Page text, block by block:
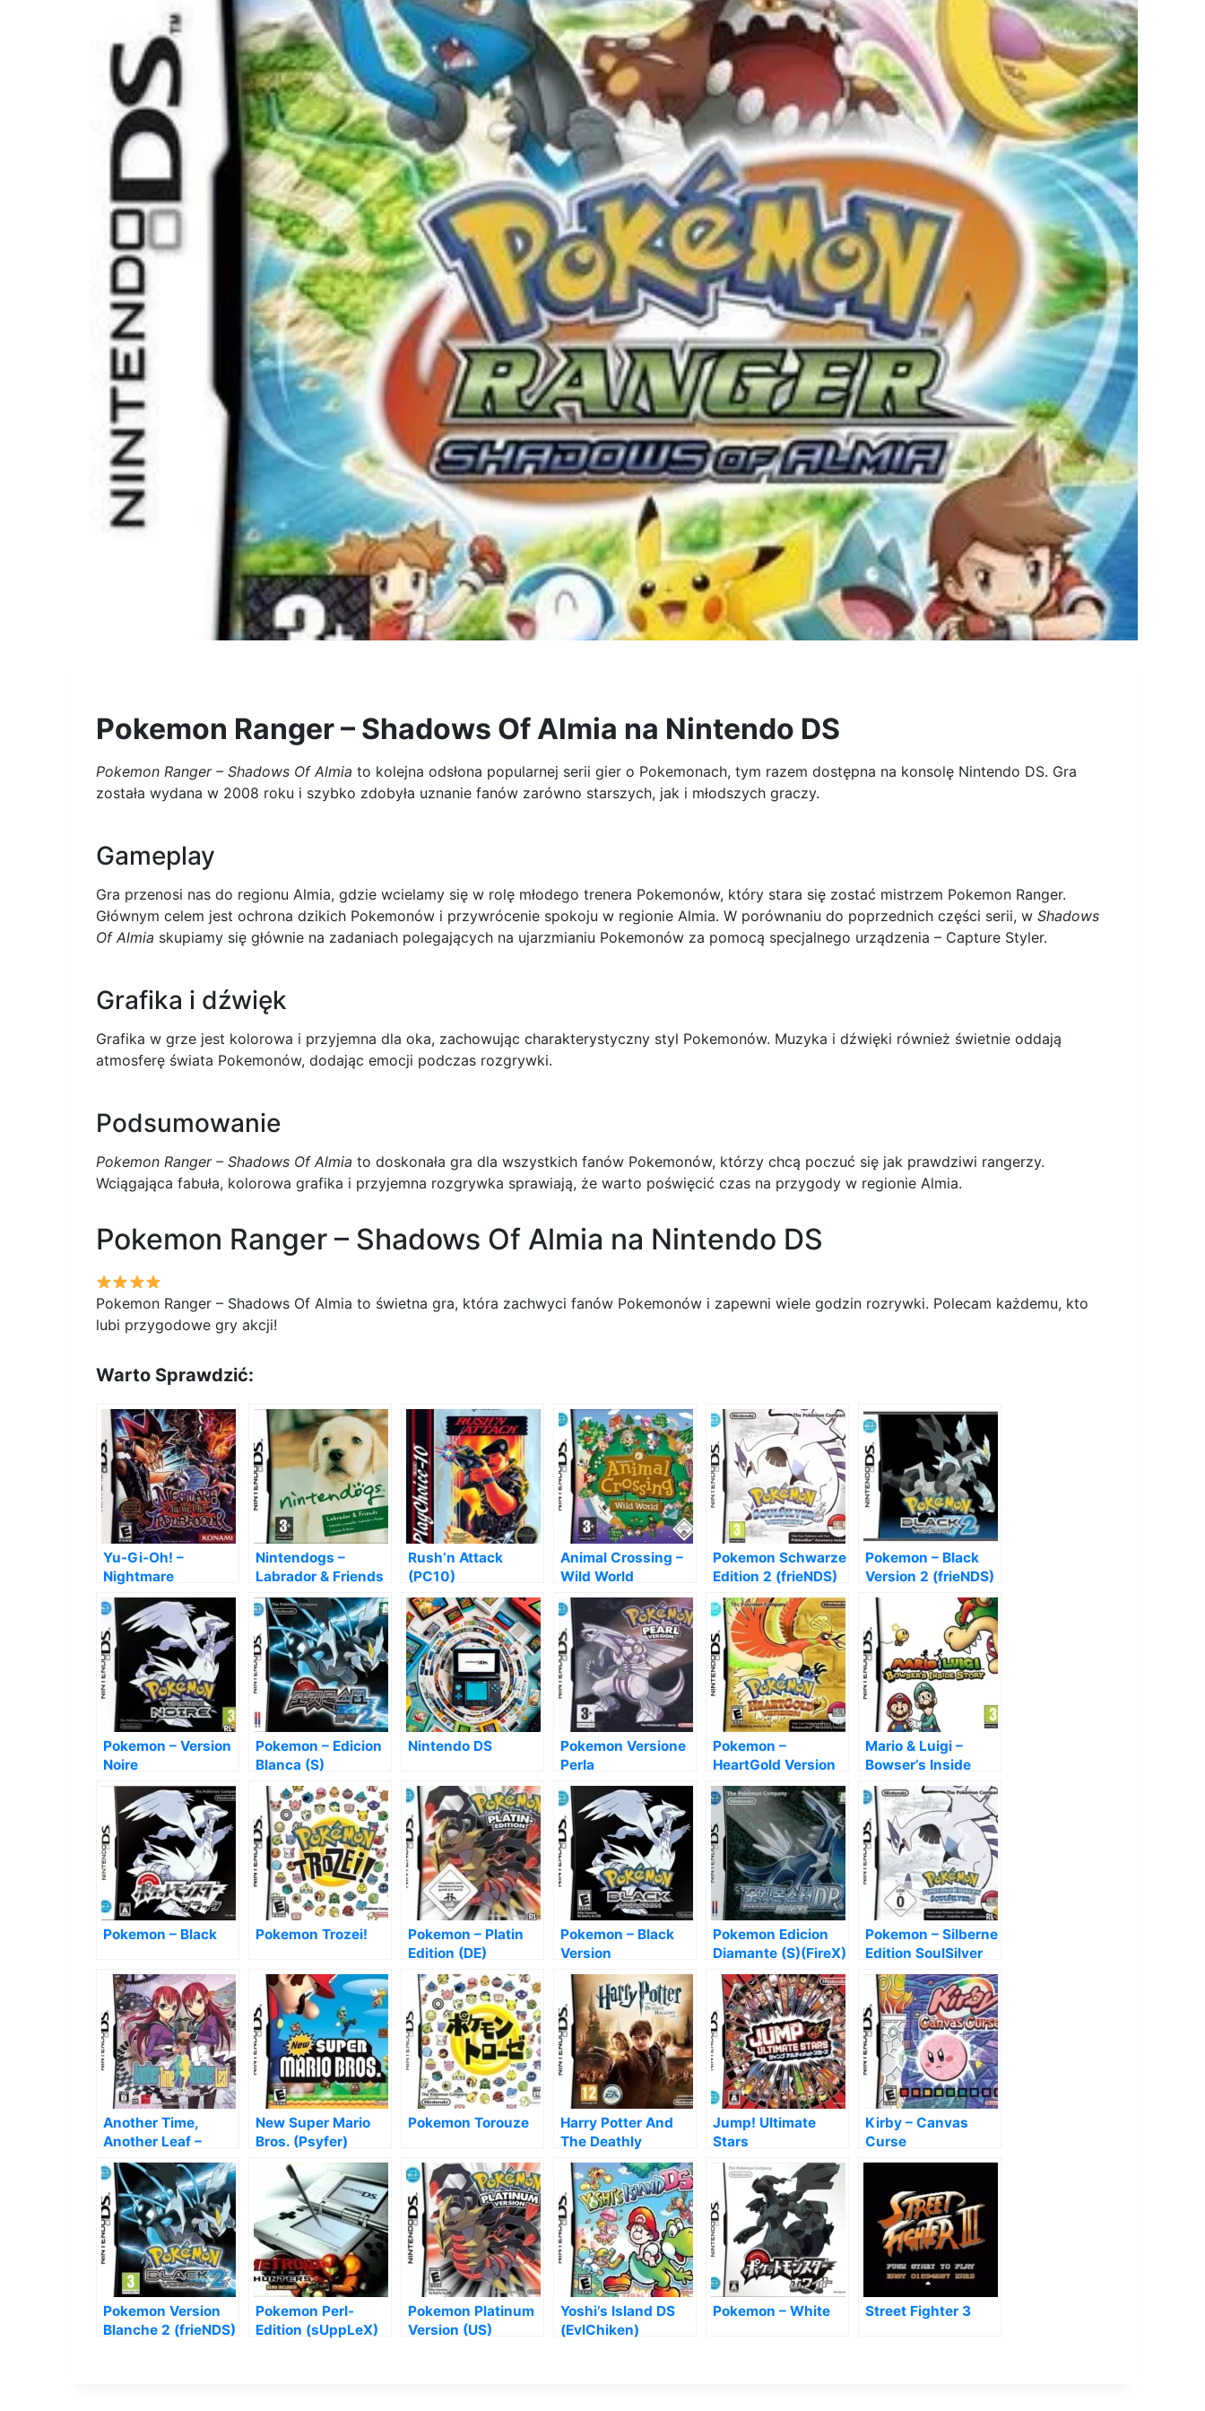
Pokemon Ranger – Shadows Of Almia na Nintendo DS
Pokemon Ranger – Shadows Of Almia to kolejna odsłona popularnej serii gier o Pokemonach, tym razem dostępna na konsolę Nintendo DS. Gra
została wydana w 2008 roku i szybko zdobyła uznanie fanów zarówno starszych, jak i młodszych graczy.
Gameplay
Gra przenosi nas do regionu Almia, gdzie wcielamy się w rolę młodego trenera Pokemonów, który stara się zostać mistrzem Pokemon Ranger.
Głównym celem jest ochrona dzikich Pokemonów i przywrócenie spokoju w regionie Almia. W porównaniu do poprzednich części serii, w Shadows
Of Almia skupiamy się głównie na zadaniach polegających na ujarzmianiu Pokemonów za pomocą specjalnego urządzenia – Capture Styler.
Grafika i dźwięk
Grafika w grze jest kolorowa i przyjemna dla oka, zachowując charakterystyczny styl Pokemonów. Muzyka i dźwięki również świetnie oddają
atmosferę świata Pokemonów, dodając emocji podczas rozgrywki.
Podsumowanie
Pokemon Ranger – Shadows Of Almia to doskonała gra dla wszystkich fanów Pokemonów, którzy chcą poczuć się jak prawdziwi rangerzy.
Wciągająca fabuła, kolorowa grafika i przyjemna rozgrywka sprawiają, że warto poświęcić czas na przygody w regionie Almia.
Pokemon Ranger – Shadows Of Almia na Nintendo DS
Pokemon Ranger – Shadows Of Almia to świetna gra, która zachwyci fanów Pokemonów i zapewni wiele godzin rozrywki. Polecam każdemu, kto
lubi przygodowe gry akcji!
Warto Sprawdzić:
Yu-Gi-Oh! –
Nightmare
Troubadour
Nintendogs –
Labrador & Friends
Rush’n Attack
(PC10)
Animal Crossing –
Wild World
Pokemon Schwarze
Edition 2 (frieNDS)
Pokemon – Black
Version 2 (frieNDS)
Pokemon – Version
Noire
Pokemon – Edicion
Blanca (S)
Nintendo DS
Pokemon Versione
Perla
Pokemon –
HeartGold Version
Mario & Luigi –
Bowser’s Inside
Story (EU)
Pokemon – Black Pokemon Trozei!
Pokemon – Platin
Edition (DE)
(PYRiDiA)
Pokemon – Black
Version
Pokemon Edicion
Diamante (S)(FireX)
Pokemon – Silberne
Edition SoulSilver
Another Time,
Another Leaf –
Kagami No Naka No
Tantei (JP)
New Super Mario
Bros. (Psyfer)
Pokemon Torouze
Harry Potter And
The Deathly
Hallows – Part 2
Jump! Ultimate
Stars
Kirby – Canvas
Curse
Pokemon Version
Blanche 2 (frieNDS)
Pokemon Perl-
Edition (sUppLeX)
Pokemon Platinum
Version (US)
Yoshi’s Island DS
(EvlChiken)
Pokemon – White Street Fighter 3